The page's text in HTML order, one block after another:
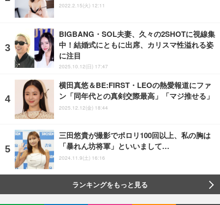
2022.2.15(火) 12:11
BIGBANG・SOL夫妻、久々の2SHOTに視線集
中！結婚式にともに出席、カリスマ性溢れる姿
に注目
2025.10.12(日) 17:47
横田真悠＆BE:FIRST・LEOの熱愛報道にファ
ン「同年代との真剣交際最高」「マジ推せる」
2025.12.12(金) 18:44
三田悠貴が撮影でポロリ100回以上、私の胸は
「暴れん坊将軍」といいまして…
2024.11.9(土) 16:16
ランキングをもっと見る